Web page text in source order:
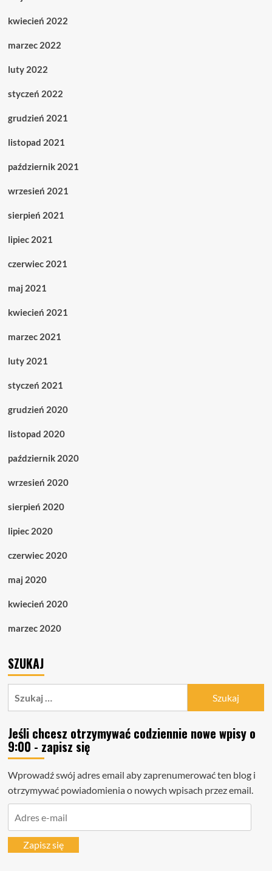
kwiecień 2022
marzec 2022
luty 2022
styczeń 2022
grudzień 2021
listopad 2021
październik 2021
wrzesień 2021
sierpień 2021
lipiec 2021
czerwiec 2021
maj 2021
kwiecień 2021
marzec 2021
luty 2021
styczeń 2021
grudzień 2020
listopad 2020
październik 2020
wrzesień 2020
sierpień 2020
lipiec 2020
czerwiec 2020
maj 2020
kwiecień 2020
marzec 2020
SZUKAJ
Jeśli chcesz otrzymywać codziennie nowe wpisy o
9:00 - zapisz się
Wprowadź swój adres email aby zaprenumerować ten blog i
otrzymywać powiadomienia o nowych wpisach przez email.
mailZapisz się